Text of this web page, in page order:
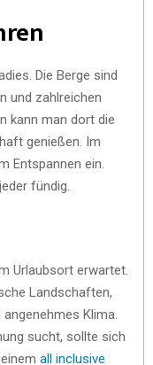
Die Berge sind
und zahlreichen
kann man dort die
genießen. Im
Entspannen ein.
fündig.
Urlaubsort erwartet.
Landschaften,
Klima.
sucht, sollte sich
all inclusive